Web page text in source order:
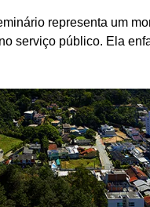
representa um
serviço público. Ela